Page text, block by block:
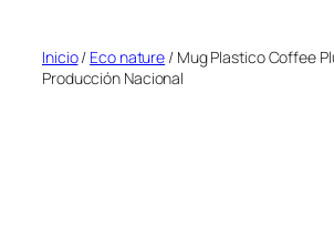
Inicio/ Eco nature / Mug Plastico Coffee
Producción Nacional